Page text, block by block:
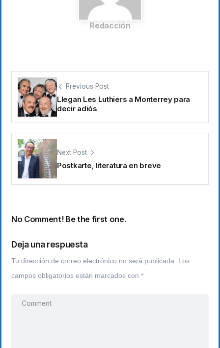
Redacción
Previous Post
Llegan Les Luthiers a Monterrey para
decir adiós
Next Post
Postkarte, literatura en breve
No Comment! Be the first one.
Deja una respuesta
Tu dirección de correo electrónico no será publicada.
Los
campos obligatorios están marcados con *